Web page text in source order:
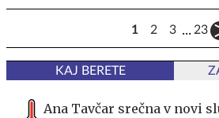
1 2 3 ... 23
KAJ BERETE
Ana Tavčar srečna v novi